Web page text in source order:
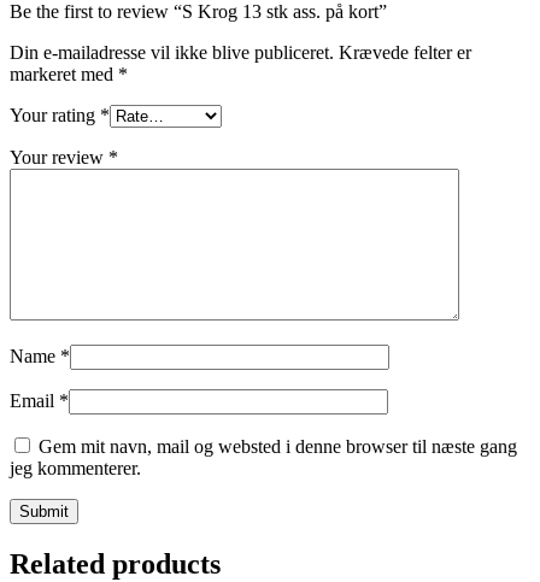
Be the first to review “S Krog 13 stk ass. på kort”
Din e-mailadresse vil ikke blive publiceret. Krævede felter er
markeret med *
Your rating *
Your review *
Name *
Email *
Gem mit navn, mail og websted i denne browser til næste gang
jeg kommenterer.
Related products